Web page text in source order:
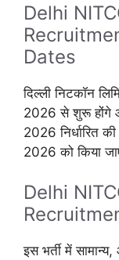
Delhi
Dates
दिल्ली निटकॉन
2026 से शुरू होंगे
2026 निर्धारित
2026 को किया
Delhi
इस भर्ती में